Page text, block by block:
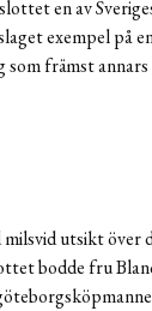
en av
exempel på
som främst annars
utsikt över
bodde fru